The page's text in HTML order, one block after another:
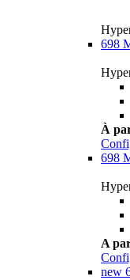
698
À
698
A
new